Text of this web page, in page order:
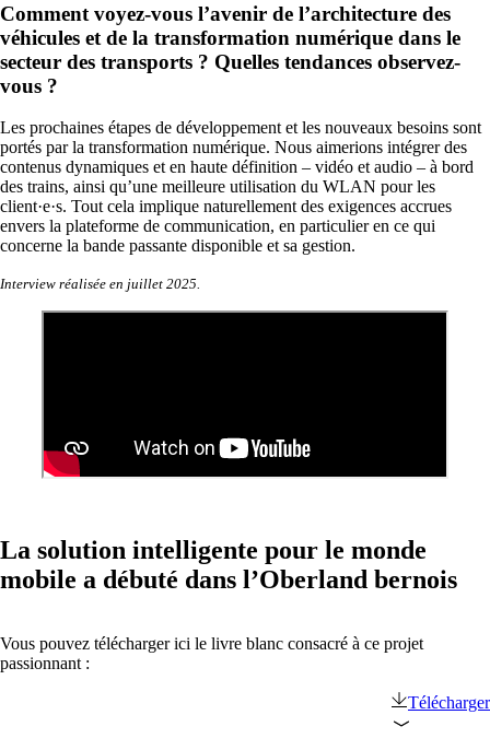
Comment voyez-vous l’avenir de l’architecture des
véhicules et de la transformation numérique dans le
secteur des transports ? Quelles tendances observez-
vous ?
Les prochaines étapes de développement et les nouveaux besoins sont
portés par la transformation numérique. Nous aimerions intégrer des
contenus dynamiques et en haute définition – vidéo et audio – à bord
des trains, ainsi qu’une meilleure utilisation du WLAN pour les
client·e·s. Tout cela implique naturellement des exigences accrues
envers la plateforme de communication, en particulier en ce qui
concerne la bande passante disponible et sa gestion.
Interview réalisée en juillet 2025.
La solution intelligente pour le monde
mobile a débuté dans l’Oberland bernois
Vous pouvez télécharger ici le livre blanc consacré à ce projet
passionnant :
Télécharger